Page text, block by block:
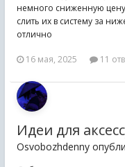
немного сниженную
слить их в систему за
отлично
16 мая, 2025 11
Идеи для
Osvobozhdenny